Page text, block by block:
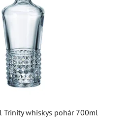
Trinity whiskys pohár 700ml